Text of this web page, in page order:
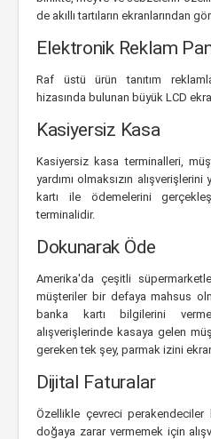
de akıllı tartıların ekranlarından
Elektronik Reklam
Raf üstü ürün tanıtım
hizasında bulunan büyük LCD
Kasiyersiz Kasa
Kasiyersiz kasa terminalleri,
yardımı olmaksızın
kartı ile ödemelerini
terminalidir.
Dokunarak Öde
Amerika'da çeşitli
müşteriler bir defaya mahsus
banka kartı bilgilerini
alışverişlerinde kasaya gelen
gereken tek şey, parmak izini
Dijital Faturalar
Özellikle çevreci
doğaya zarar vermemek için